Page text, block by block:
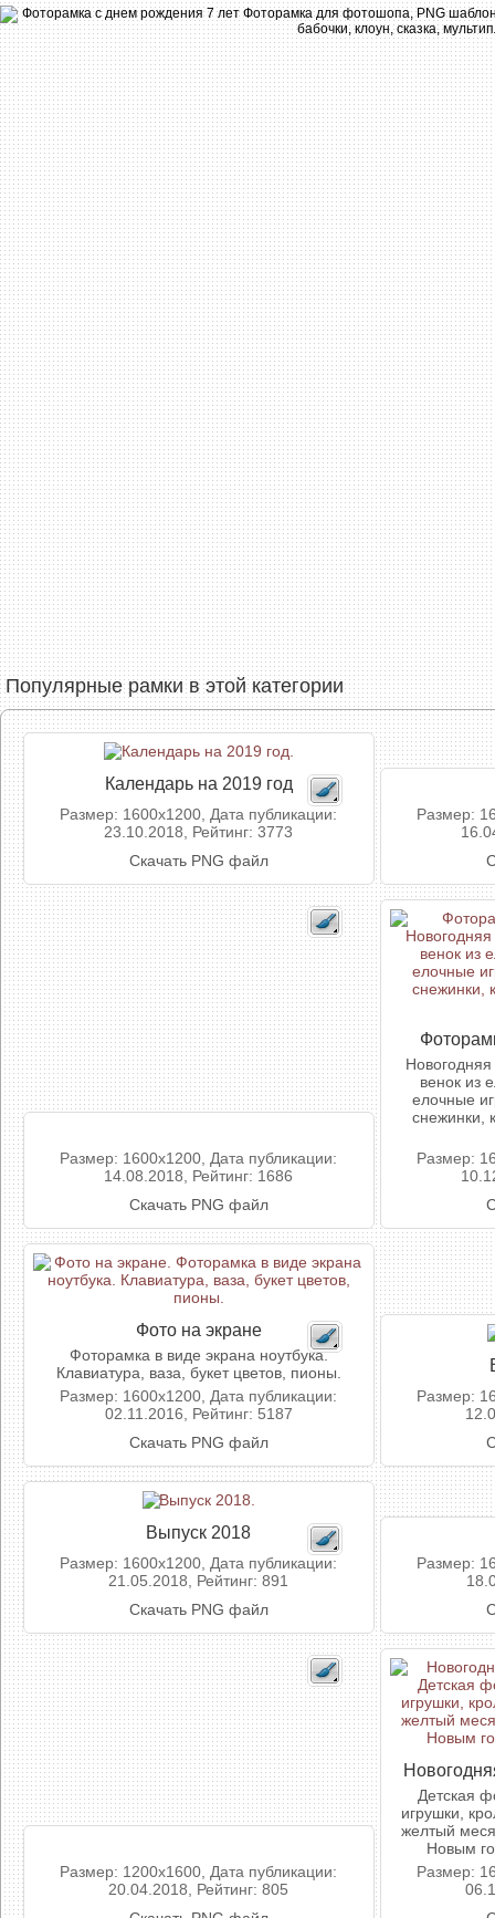
Популярные рамки в этой категории
Календарь на 2019 год
Размер: 1600x1200, Дата публикации:
23.10.2018, Рейтинг: 3773
Скачать PNG файл
Размер:
Размер: 1600x1200, Дата публикации:
14.08.2018, Рейтинг: 1686
Скачать PNG файл
венок из
елочные
снежинки,
Размер:
Фото на экране
Фоторамка в виде экрана ноутбука.
Клавиатура, ваза, букет цветов, пионы.
Размер: 1600x1200, Дата публикации:
02.11.2016, Рейтинг: 5187
Скачать PNG файл
Размер:
Выпуск 2018
Размер: 1600x1200, Дата публикации:
21.05.2018, Рейтинг: 891
Скачать PNG файл
Размер:
Размер: 1200x1600, Дата публикации:
20.04.2018, Рейтинг: 805
Детская
игрушки,
желтый
Новым
Размер: